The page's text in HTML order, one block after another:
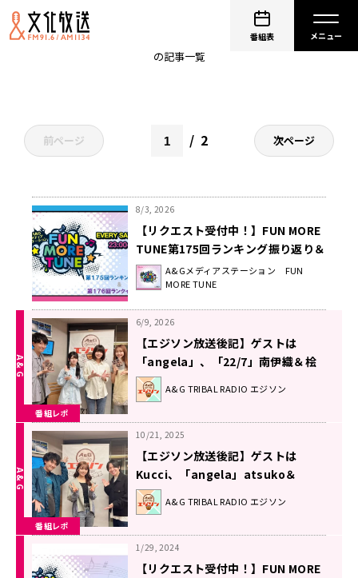
番組表
の記事一覧
前ページ 2 次ページ
8/3, 2026
【リクエスト受付中！】FUN MORE
TUNE第175回ランキング振り返り＆
第176回 注目楽曲紹介
A&Gメディアステーション FUN
MORE TUNE
番組レポ
6/9, 2026
【エジソン放送後記】ゲストは
「angela」、「22/7」南伊織＆桧
山依子、 2026年6月6日放送回
A&G TRIBAL RADIO エジソン
番組レポ
10/21, 2025
【エジソン放送後記】ゲストは
Kucci、「angela」atsuko＆
KATSU 2025年10月18日放送回
A&G TRIBAL RADIO エジソン
1/29, 2024
【リクエスト受付中！】FUN MORE